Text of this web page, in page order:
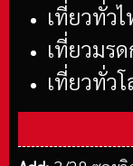
เที่ยวทั่ว
เที่ยวมร
เที่ยวทั่ว